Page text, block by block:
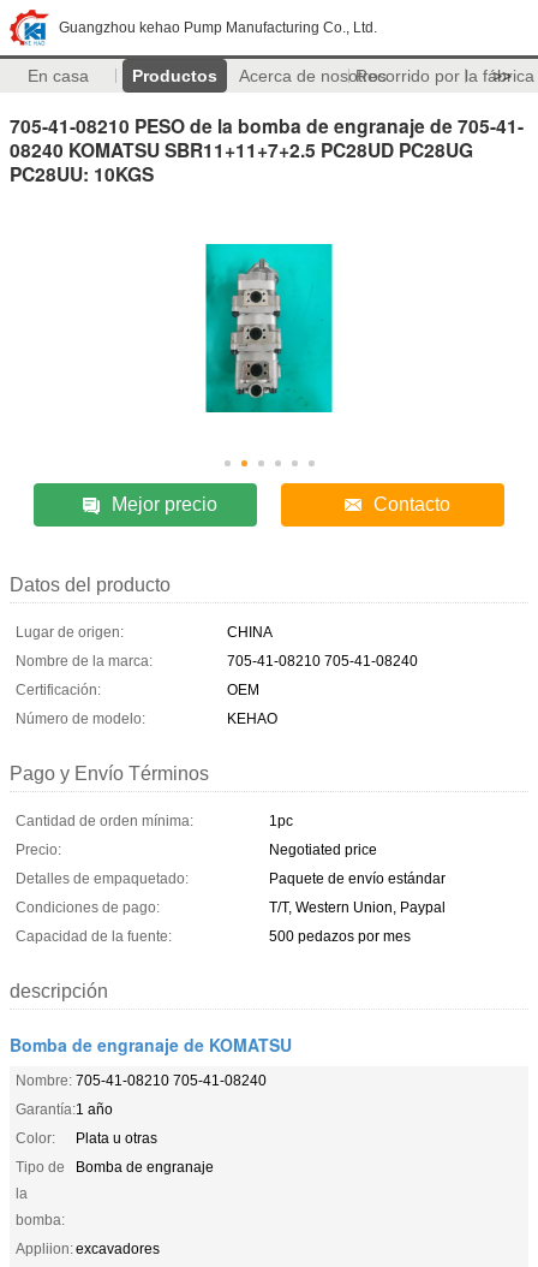
Guangzhou kehao Pump Manufacturing Co., Ltd.
En casa Productos Acerca de nosotrosRecorrido por la fábrica
>>
705-41-08210 PESO de la bomba de engranaje de 705-41-
08240 KOMATSU SBR11+11+7+2.5 PC28UD PC28UG
PC28UU: 10KGS
Mejor precio Contacto
Datos del producto
Lugar de origen:
CHINA
Nombre de la marca:
705-41-08210 705-41-08240
Certificación:
OEM
Número de modelo:
KEHAO
Pago y Envío Términos
Cantidad de orden mínima:
1pc
Precio:
Negotiated price
Detalles de empaquetado:
Paquete de envío estándar
Condiciones de pago:
T/T, Western Union, Paypal
Capacidad de la fuente:
500 pedazos por mes
descripción
Bomba de engranaje de KOMATSU
Nombre: 705-41-08210 705-41-08240
Garantía:1 año
Color:
Plata u otras
Tipo de
la
bomba:
Bomba de engranaje
Appliion:excavadores